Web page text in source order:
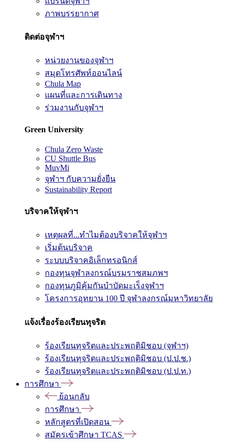
ภาพบรรยากาศ
ติดต่อจุฬาฯ
หน่วยงานของจุฬาฯ
สมุดโทรศัพท์ออนไลน์
Chula Map
แผนที่และการเดินทาง
ร่วมงานกับจุฬาฯ
Green University
Chula Zero Waste
CU Shuttle Bus
MuvMi
จุฬาฯ กับความยั่งยืน
Sustainability Report
บริจาคให้จุฬาฯ
เหตุผลที่...ทำไมต้องบริจาคให้จุฬาฯ
เริ่มต้นบริจาค
ระบบบริจาคอิเล็กทรอนิกส์
กองทุนจุฬาลงกรณ์บรมราชสมภพฯ
กองทุนภูมิคุ้มกันบำบัดมะเร็งจุฬาฯ
โครงการอุทยาน 100 ปี จุฬาลงกรณ์มหาวิทยาลัย
แจ้งเรื่องร้องเรียนทุจริต
ร้องเรียนทุจริตและประพฤติมิชอบ (จุฬาฯ)
ร้องเรียนทุจริตและประพฤติมิชอบ (ป.ป.ช.)
ร้องเรียนทุจริตและประพฤติมิชอบ (ป.ป.ท.)
การศึกษา
ย้อนกลับ
การศึกษา
หลักสูตรที่เปิดสอน
สมัครเข้าศึกษา TCAS